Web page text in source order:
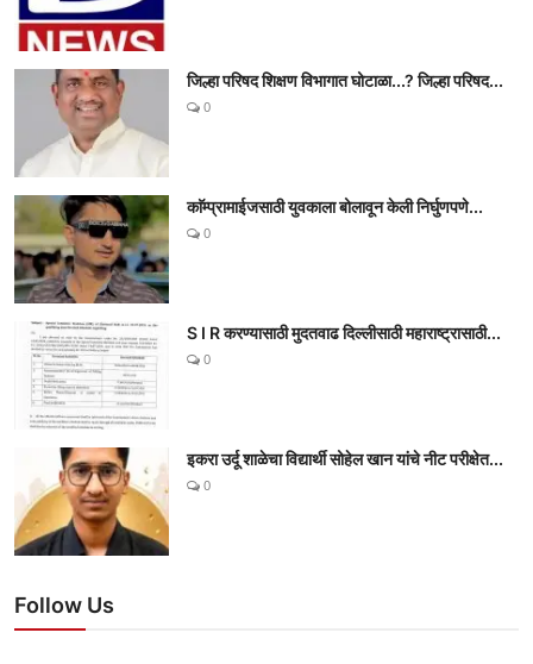
जिल्हा परिषद शिक्षण विभागात घोटाळा...? जिल्हा परिषद...
0
काॅम्प्रामाईजसाठी युवकाला बोलावून केली निर्घुणपणे...
0
S I R करण्यासाठी मुदतवाढ दिल्लीसाठी महाराष्ट्रासाठी...
0
इकरा उर्दू शाळेचा विद्यार्थी सोहेल खान यांचे नीट परीक्षेत...
0
Follow Us